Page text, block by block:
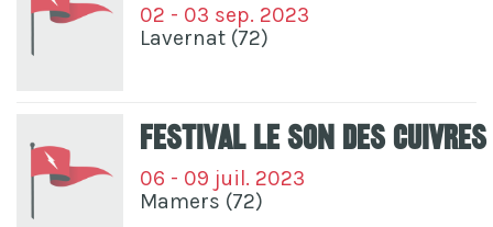
02 - 03 sep. 2023
Lavernat (72)
Festival Le Son Des Cuivres
06 - 09 juil. 2023
Mamers (72)